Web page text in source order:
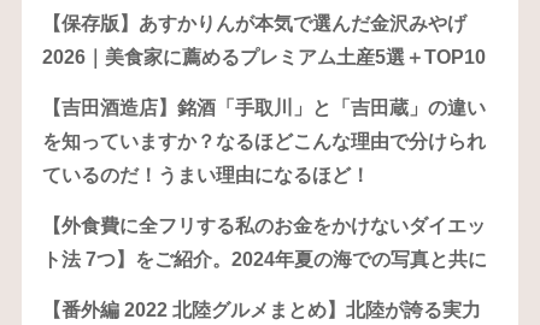
【保存版】あすかりんが本気で選んだ金沢みやげ
2026｜美食家に薦めるプレミアム土産5選＋TOP10
【吉田酒造店】銘酒「手取川」と「吉田蔵」の違い
を知っていますか？なるほどこんな理由で分けられ
ているのだ！うまい理由になるほど！
【外食費に全フリする私のお金をかけないダイエッ
ト法 7つ】をご紹介。2024年夏の海での写真と共に
【番外編 2022 北陸グルメまとめ】北陸が誇る実力